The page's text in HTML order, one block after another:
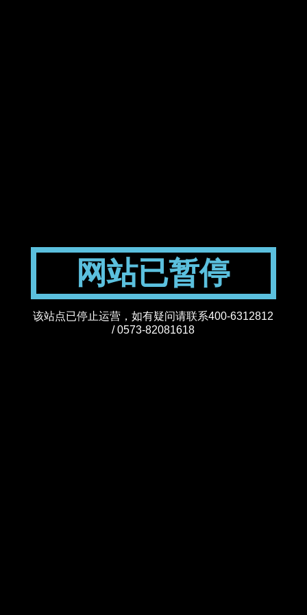
网站已暂停
该站点已停止运营，如有疑问请联系400-6312812
/ 0573-82081618